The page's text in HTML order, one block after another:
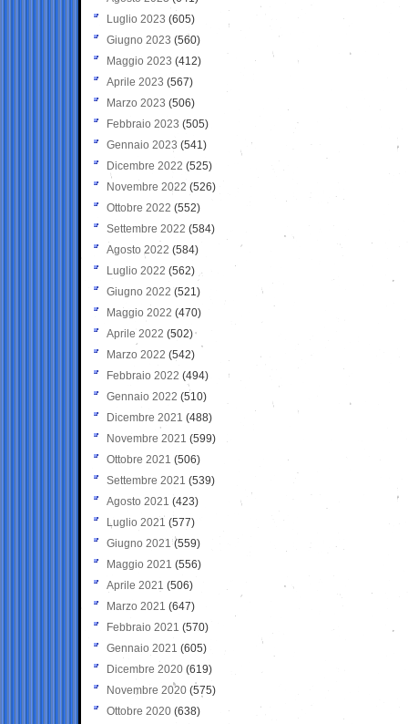
Luglio 2023 (605)
Giugno 2023 (560)
Maggio 2023 (412)
Aprile 2023 (567)
Marzo 2023 (506)
Febbraio 2023 (505)
Gennaio 2023 (541)
Dicembre 2022 (525)
Novembre 2022 (526)
Ottobre 2022 (552)
Settembre 2022 (584)
Agosto 2022 (584)
Luglio 2022 (562)
Giugno 2022 (521)
Maggio 2022 (470)
Aprile 2022 (502)
Marzo 2022 (542)
Febbraio 2022 (494)
Gennaio 2022 (510)
Dicembre 2021 (488)
Novembre 2021 (599)
Ottobre 2021 (506)
Settembre 2021 (539)
Agosto 2021 (423)
Luglio 2021 (577)
Giugno 2021(559)
Maggio 2021 (556)
Aprile 2021 (506)
Marzo 2021 (647)
Febbraio 2021 (570)
Gennaio 2021 (605)
Dicembre 2020 (619)
Novembre 2020 (575)
Ottobre 2020 (638)